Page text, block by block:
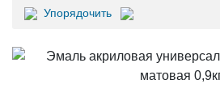
Упорядочить